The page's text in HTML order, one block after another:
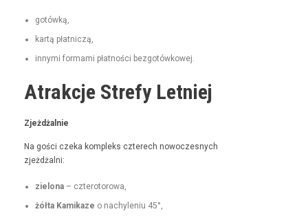
gotówką,
kartą płat­niczą,
inny­mi for­ma­mi płat­noś­ci bezgotówkowej.
Atrakcje Strefy Letniej
Zjeżdżal­nie
Na goś­ci czeka kom­pleks czterech nowoczes­nych
zjeżdżalni:
zielona– czterotorowa,
żół­ta Kamikaze o nachyle­niu 45°,